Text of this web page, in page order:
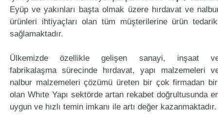
Eyüp ve yakınları başta olmak üzere hırdavat ve
ürünleri ihtiyaçları olan tüm müşterilerine ürün
sağlamaktadır.
Ülkemizde özellikle gelişen sanayi, inşaat
fabrikalaşma sürecinde hırdavat, yapı malzemeleri
nalbur malzemeleri çözümü üreten bir çok firmadan
olan Whıte Yapı sektörde artan rekabet doğrultusunda
uygun ve hızlı temin imkanı ile artı değer kazanmaktadır.